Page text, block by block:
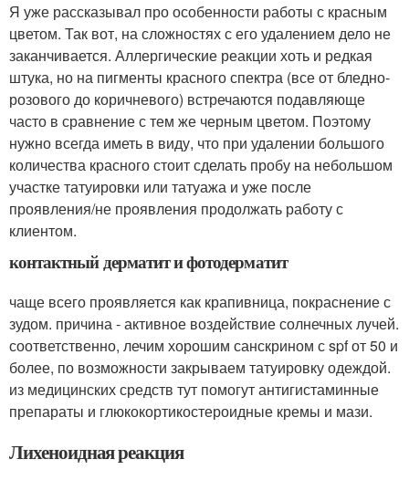
Я уже рассказывал про особенности работы с красным
цветом. Так вот, на сложностях с его удалением дело не
заканчивается. Аллергические реакции хоть и редкая
штука, но на пигменты красного спектра (все от бледно-
розового до коричневого) встречаются подавляюще
часто в сравнение с тем же черным цветом. Поэтому
нужно всегда иметь в виду, что при удалении большого
количества красного стоит сделать пробу на небольшом
участке татуировки или татуажа и уже после
проявления/не проявления продолжать работу с
клиентом.
контактный дерматит и фотодерматит
чаще всего проявляется как крапивница, покраснение с
зудом. причина - активное воздействие солнечных лучей.
соответственно, лечим хорошим санскрином с spf от 50 и
более, по возможности закрываем татуировку одеждой.
из медицинских средств тут помогут антигистаминные
препараты и глюкокортикостероидные кремы и мази.
Лихеноидная реакция